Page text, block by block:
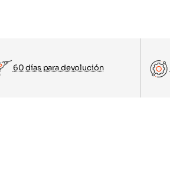
60 días para devolución